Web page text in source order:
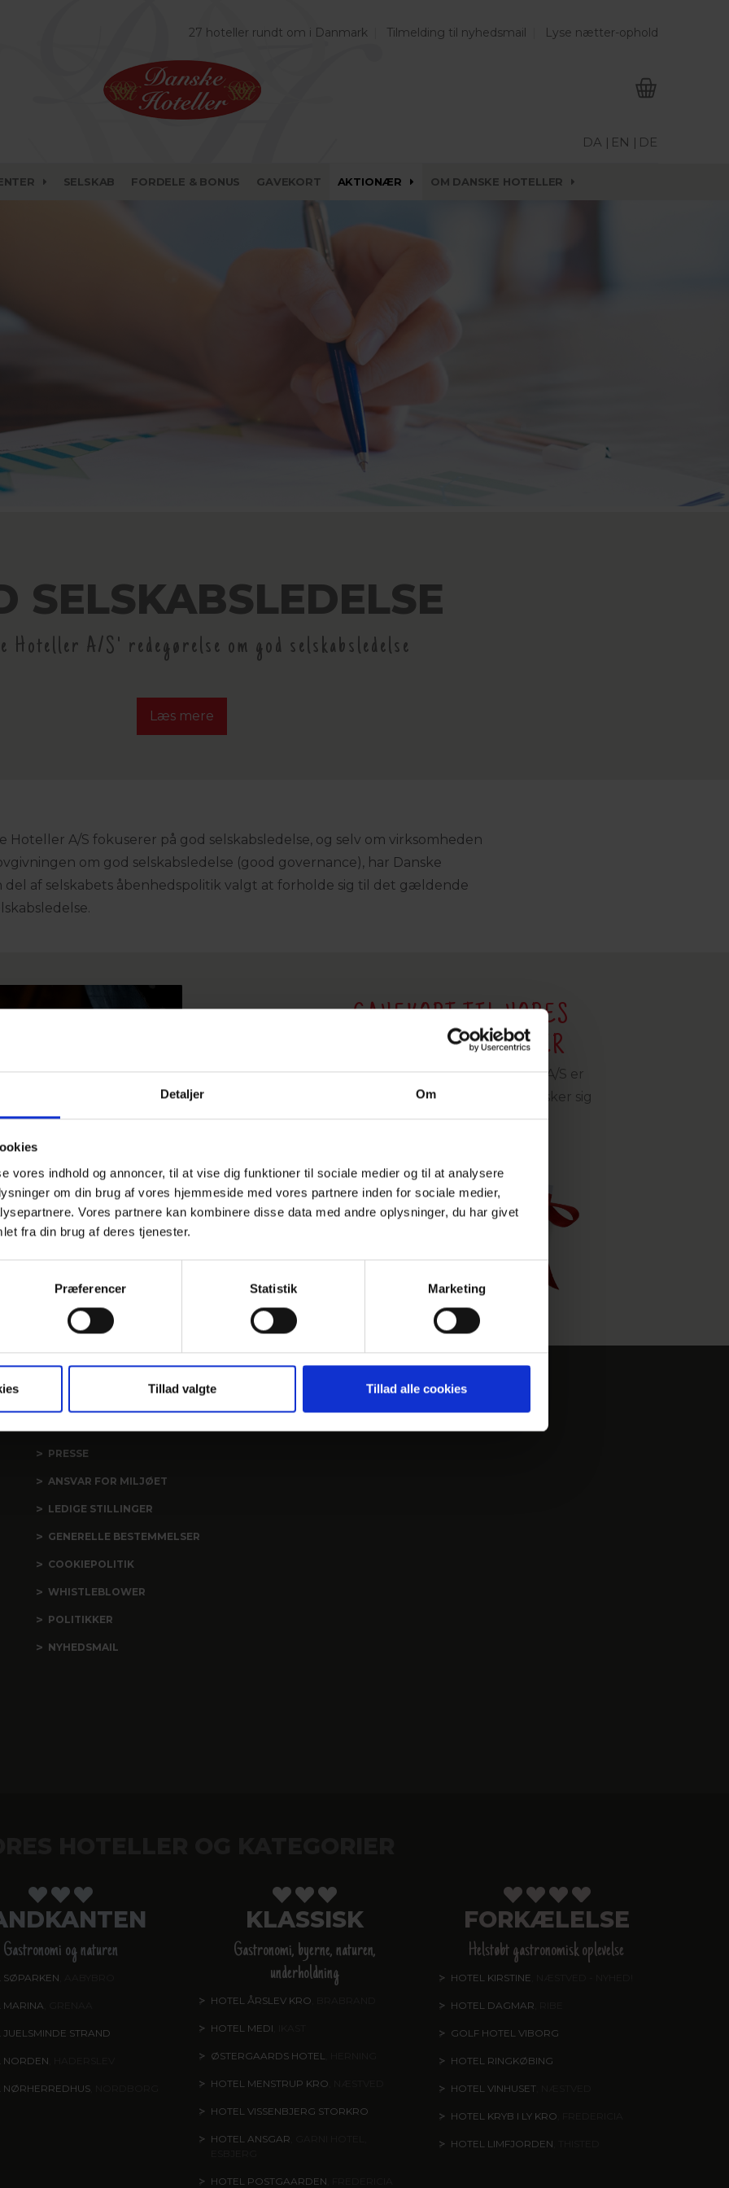
Detaljer Om
vores indhold og annoncer, til at vise dig funktioner til sociale medier og til at analysere
om din brug af vores hjemmeside med vores partnere inden for sociale medier,
Vores partnere kan kombinere disse data med andre oplysninger, du har givet
fra din brug af deres tjenester.
Præferencer Statistik Marketing
Tillad valgte Tillad alle cookies
27 hoteller rundt om i Danmark Tilmelding til nyhedsmail Lyse nætter-ophold
DA | EN | DE
SELSKAB FORDELE & BONUS GAVEKORT AKTIONÆR OM DANSKE HOTELLER
SELSKABSLEDELSE
Hoteller A/S' redegørelse om god selskabsledelse
Læs mere
Hoteller A/S fokuserer på god selskabsledelse, og selv om virksomheden
om god selskabsledelse (good governance), har Danske
del af selskabets åbenhedspolitik valgt at forholde sig til det gældende
GAVEKORT TIL VORES
HOTELLER OG KROER
Et gavekort til Danske Hoteller A/S er
den oplagte gave til dem, der ønsker sig
hoteloplevelser i Danmark
PRESSE
ANSVAR FOR MILJØET
LEDIGE STILLINGER
GENERELLE BESTEMMELSER
COOKIEPOLITIK
WHISTLEBLOWER
POLITIKKER
NYHEDSMAIL
FIND OS
Gastronomi og naturen
SØPARKEN
MARINA
JUELSMINDE STRAND
NORDEN
NØRHERREDHUS
KLASSISK
Gastronomi, byerne, naturen,
underholdning
HOTEL ÅRSLEV KRO
HOTEL MEDI
ØSTERGAARDS HOTEL
HOTEL MENSTRUP KRO
HOTEL VISSENBJERG STORKRO
HOTEL ANSGAR
HOTEL POSTGAARDEN
FORKÆLELSE
Helstøbt gastronomisk oplevelse
HOTEL KIRSTINE
HOTEL DAGMAR
GOLF HOTEL VIBORG
HOTEL RINGKØBING
HOTEL VINHUSET
HOTEL KRYB I LY KRO
HOTEL LIMFJORDEN